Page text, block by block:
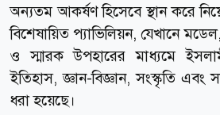
অন্যতম আকর্ষণ হিসেবে স্থান করে
বিশেষায়িত প্যাভিলিয়ন, যেখানে
ও স্মারক উপহারের মাধ্যমে
ইতিহাস, জ্ঞান-বিজ্ঞান, সংস্কৃতি
ধরা হয়েছে।